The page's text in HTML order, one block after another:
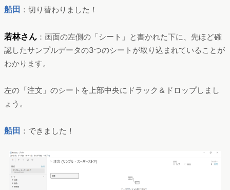
船田 ：切り替わりました！
若林さん ：画面の左側の「シート」と書かれた下に、先ほど確
認したサンプルデータの3つのシートが取り込まれていることが
わかります。
左の「注文」のシートを上部中央にドラック＆ドロップしまし
ょう。
船田 ：できました！